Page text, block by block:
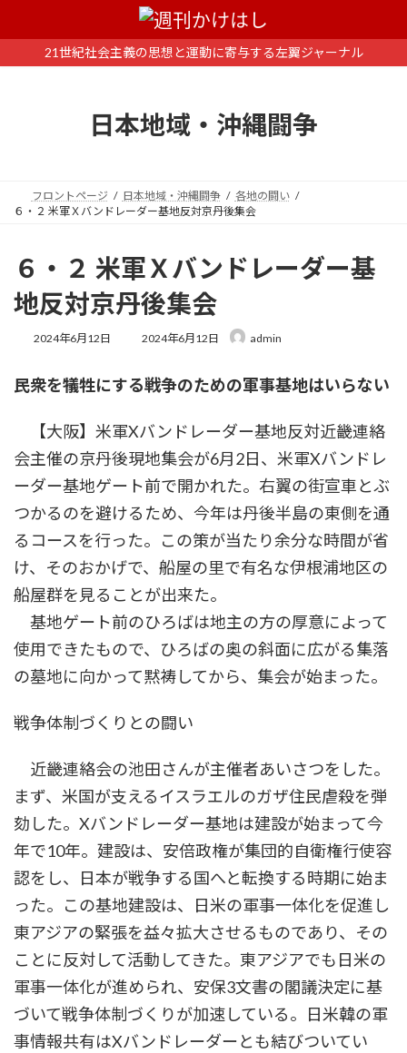
ン
ー
21世紀社会主義の思想と運動に寄与する左翼ジャーナル
日本地域・沖縄闘争
フロントページ 日本地域・沖縄闘争
各地の闘い
６・２ 米軍Ｘバンドレーダー基地反対京丹後集会
６・２ 米軍Ｘバンドレーダー基
地反対京丹後集会
2024年6月12日
最
新
:
2024年6月12日 admin
民衆を犠牲にする戦争のための軍事基地はいらない
【大阪】米軍Xバンドレーダー基地反対近畿連絡
会主催の京丹後現地集会が6月2日、米軍Xバンドレ
ーダー基地ゲート前で開かれた。右翼の街宣車とぶ
つかるのを避けるため、今年は丹後半島の東側を通
るコースを行った。この策が当たり余分な時間が省
け、そのおかげで、船屋の里で有名な伊根浦地区の
船屋群を見ることが出来た。
基地ゲート前のひろばは地主の方の厚意によって
使用できたもので、ひろばの奥の斜面に広がる集落
の墓地に向かって黙祷してから、集会が始まった。
戦争体制づくりとの闘い
近畿連絡会の池田さんが主催者あいさつをした。
まず、米国が支えるイスラエルのガザ住民虐殺を弾
劾した。Xバンドレーダー基地は建設が始まって今
年で10年。建設は、安倍政権が集団的自衛権行使容
認をし、日本が戦争する国へと転換する時期に始ま
った。この基地建設は、日米の軍事一体化を促進し
東アジアの緊張を益々拡大させるものであり、その
ことに反対して活動してきた。東アジアでも日米の
軍事一体化が進められ、安保3文書の閣議決定に基
づいて戦争体制づくりが加速している。日米韓の軍
事情報共有はXバンドレーダーとも結びついてい